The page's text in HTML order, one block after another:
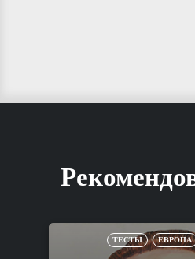
ТЕСТЫ ЕВРОПА